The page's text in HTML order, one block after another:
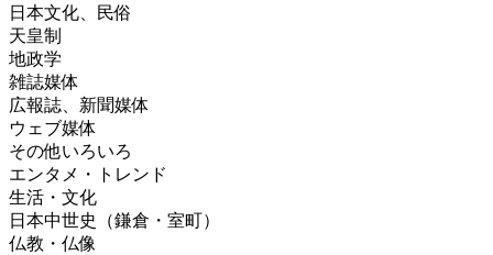
日本文化、民俗
天皇制
地政学
雑誌媒体
広報誌、新聞媒体
ウェブ媒体
その他いろいろ
エンタメ・トレンド
生活・文化
日本中世史（鎌倉・室町）
仏教・仏像